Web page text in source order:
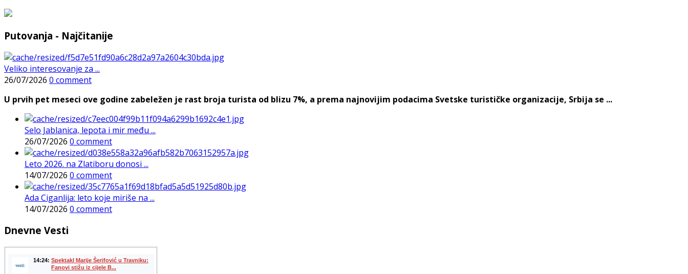
Putovanja - Najčitanije
Veliko interesovanje za ...
26/07/2026 0 comment
U prvih pet meseci ove godine zabeležen je rast broja turista od blizu 7%, a prema najnovijim podacima Svetske turističke organizacije, Srbija se ...
Selo Jablanica, lepota i mir među ...
26/07/2026 0 comment
Leto 2026. na Zlatiboru donosi ...
14/07/2026 0 comment
Ada Ciganlija: leto koje miriše na ...
14/07/2026 0 comment
Dnevne Vesti